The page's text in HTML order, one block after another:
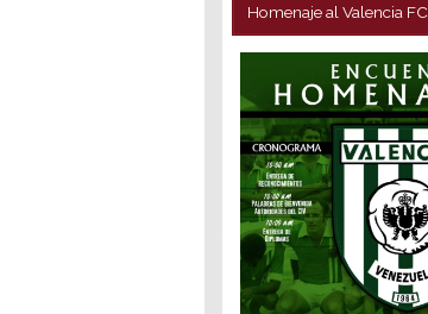
Homenaje al Valencia FC